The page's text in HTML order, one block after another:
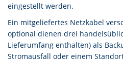
eingestellt werden.
Ein mitgeliefertes Netzkabel
optional dienen drei
Lieferumfang enthalten) als
Stromausfall oder einem